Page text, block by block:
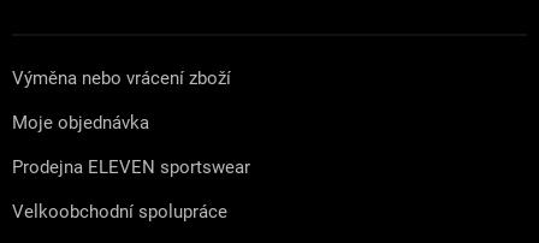
Výměna nebo vrácení zboží
Moje objednávka
Prodejna ELEVEN sportswear
Velkoobchodní spolupráce